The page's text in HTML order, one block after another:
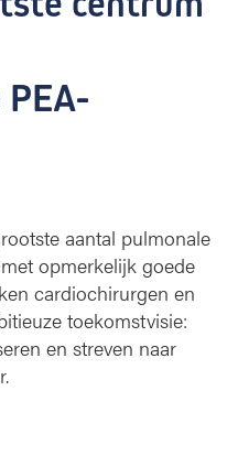
aantal pulmonale
opmerkelijk goede
cardiochirurgen en
toekomstvisie:
en streven naar